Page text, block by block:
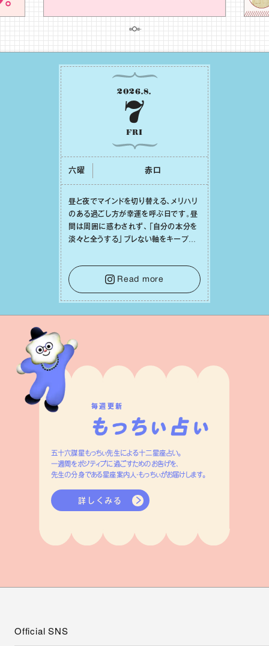
2026.8.
7
FRI
六曜 ⾚⼝
昼と夜でマインドを切り替える、メリハリ
のある過ごし⽅が幸運を呼ぶ⽇です。昼
間は周囲に惑わされず、「⾃分の本分を
淡々と全うする」ブレない軸をキープし
⾔葉に流されないよう、⼼にしっかりブ
レーキをかけること。この意識の切り替
えが、あなたに確かな安⼼感をもたらす
はずです。
Read more
毎週更新
五十六謀星もっちぃ先生による十二星座占い。
一週間をポジティブに過ごすためのお告げを、
先生の分身である星座案内人・もっちぃがお届けします。
詳しくみる
Official SNS